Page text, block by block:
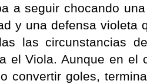
a seguir chocando
y una defensa violeta
las circunstancias
el Viola. Aunque en el
convertir goles,